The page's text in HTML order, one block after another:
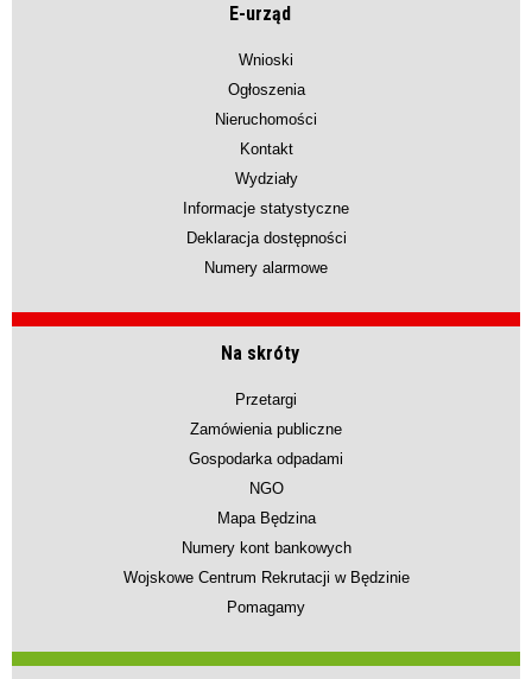
E-urząd
Wnioski
Ogłoszenia
Nieruchomości
Kontakt
Wydziały
Informacje statystyczne
Deklaracja dostępności
Numery alarmowe
Na skróty
Przetargi
Zamówienia publiczne
Gospodarka odpadami
NGO
Mapa Będzina
Numery kont bankowych
Wojskowe Centrum Rekrutacji w Będzinie
Pomagamy